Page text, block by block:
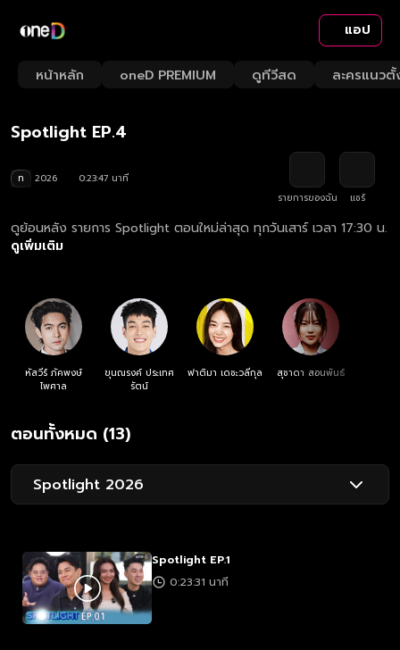
แอป
หน้าหลัก oneD PREMIUM ดูทีวีสด ละครแนวตั้
Loaded:
4.17%
Rate
Spotlight EP.4
ท 2026
0:23:47 นาที
รายการของฉัน
แชร์
ดูย้อนหลัง รายการ Spotlight ตอนใหม่ล่าสุด ทุกวันเสาร์ เวลา 17:30 น.
ดูเพิ่มเติม
หัสวีร์ ภัคพงษ์
ไพศาล
ขุนณรงค์ ประเทศ
รัตน์
ฟาติมา เดชะวลีกุล สุชาดา สอนพันธ์
ตอนทั้งหมด (13)
Spotlight 2026
Spotlight EP.1
0:23:31 นาที